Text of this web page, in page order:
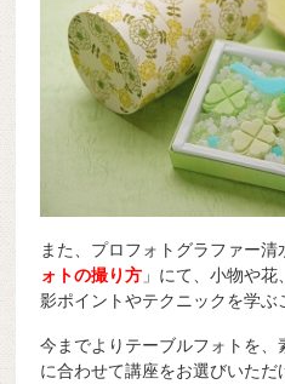
また、プロフォトグラファー清
ォトの撮り方 」にて、小物や
影ポイントやテクニックを学ぶ
今までよりテーブルフォトを
に合わせて講座をお選びいただ